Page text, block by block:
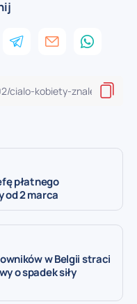
płatnego
od 2 marca
w Belgii straci
o spadek siły